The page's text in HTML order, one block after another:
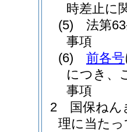
時差止に
(5)
法第
事項
(6)
前各号
につき、
事項
2
国保ね
理に当た